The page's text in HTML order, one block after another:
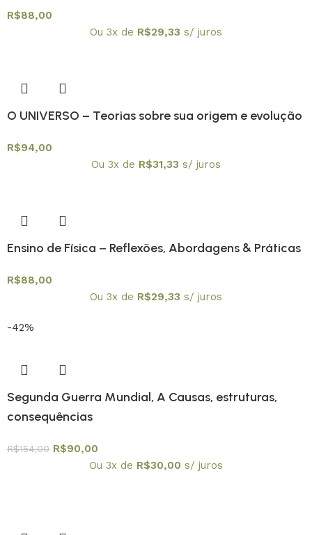
R$88,00
Ou 3x de R$29,33 s/ juros
O UNIVERSO – Teorias sobre sua origem e evolução
R$94,00
Ou 3x de R$31,33 s/ juros
Ensino de Física – Reflexões, Abordagens & Práticas
R$88,00
Ou 3x de R$29,33 s/ juros
-42%
Segunda Guerra Mundial, A Causas, estruturas,
consequências
R$154,00 R$90,00
Ou 3x de R$30,00 s/ juros